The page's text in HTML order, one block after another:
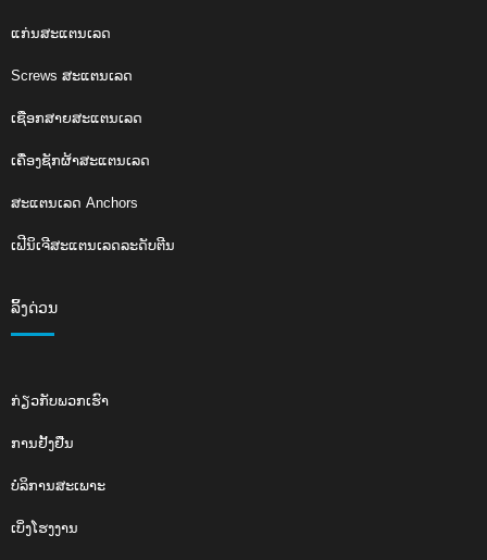
ແກ່ນສະແຕນເລດ
Screws ສະແຕນເລດ
ເຊືອກສາຍສະແຕນເລດ
ເຄື່ອງຊັກຜ້າສະແຕນເລດ
ສະແຕນເລດ Anchors
ເຟີນິເຈີສະແຕນເລດລະດັບຕີນ
ລິ້ງດ່ວນ
ກ່ຽວ​ກັບ​ພວກ​ເຮົາ
ການຢັ້ງຢືນ
ບໍລິການສະເພາະ
ເບິ່ງໂຮງງານ